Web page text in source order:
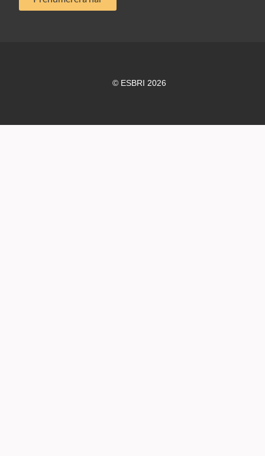
© ESBRI 2026